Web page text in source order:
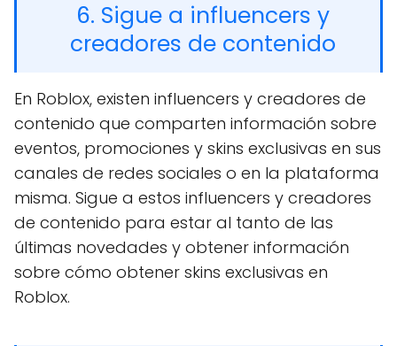
6. Sigue a influencers y
creadores de contenido
En Roblox, existen influencers y creadores de
contenido que comparten información sobre
eventos, promociones y skins exclusivas en sus
canales de redes sociales o en la plataforma
misma. Sigue a estos influencers y creadores
de contenido para estar al tanto de las
últimas novedades y obtener información
sobre cómo obtener skins exclusivas en
Roblox.